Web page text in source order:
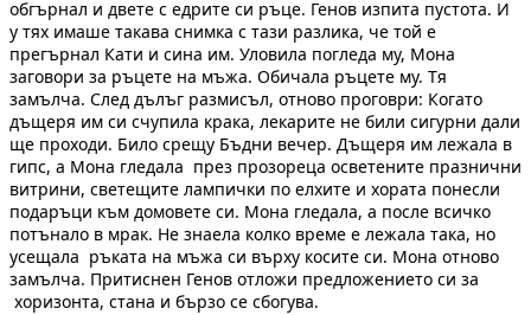
обгърнал и двете с едрите си ръце. Генов изпита пустота. И
у тях имаше такава снимка с тази разлика, че той е
прегърнал Кати и сина им. Уловила погледа му, Мона
заговори за ръцете на мъжа. Обичала ръцете му. Тя
замълча. След дълъг размисъл, отново проговри: Когато
дъщеря им си счупила крака, лекарите не били сигурни дали
ще проходи. Било срещу Бъдни вечер. Дъщеря им лежала в
гипс, а Мона гледала през прозореца осветените празнични
витрини, светещите лампички по елхите и хората понесли
подаръци към домовете си. Мона гледала, а после всичко
потънало в мрак. Не знаела колко време е лежала така, но
усещала ръката на мъжа си върху косите си. Мона отново
замълча. Притиснен Генов отложи предложението си за
хоризонта, стана и бързо се сбогува.